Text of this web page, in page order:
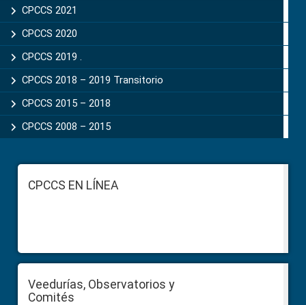
CPCCS 2021
CPCCS 2020
CPCCS 2019 .
CPCCS 2018 – 2019 Transitorio
CPCCS 2015 – 2018
CPCCS 2008 – 2015
FooterCPCCS EN LÍNEA
Veedurías, Observatorios y
Comités